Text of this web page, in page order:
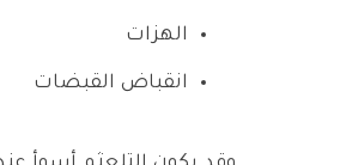
الهزات
انقباض القبضات